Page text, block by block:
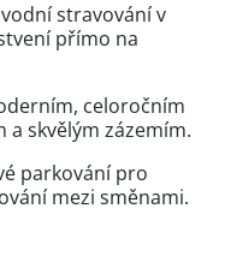
stravování v
přímo na
celoročním
skvělým zázemím.
parkování pro
mezi směnami.